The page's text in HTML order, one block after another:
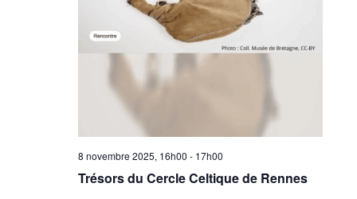
8 novembre 2025, 16h00 - 17h00
Trésors du Cercle Celtique de Rennes